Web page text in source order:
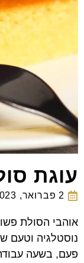
עוגת
2 פברואר, 2023
אוהבי הסולת
נוסטלגיה וטעם
פעם, בשעה